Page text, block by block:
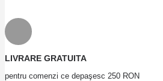
LIVRARE GRATUITA
pentru comenzi ce depaşesc 250 RON